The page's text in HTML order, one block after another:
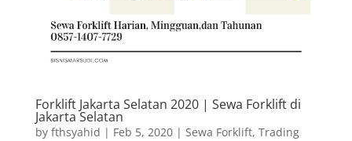
Forklift Jakarta Selatan 2020 | Sewa Forklift di
Jakarta Selatan
by fthsyahid | Feb 5, 2020| Sewa Forklift, Trading